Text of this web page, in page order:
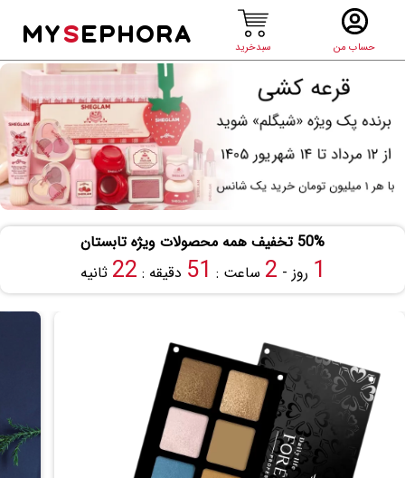
حساب من سبدخرید
MYSEPHORA
50% تخفیف همه محصولات ویژه تابستان
1 روز - 2 ساعت : 51 دقیقه : 21 ثانیه